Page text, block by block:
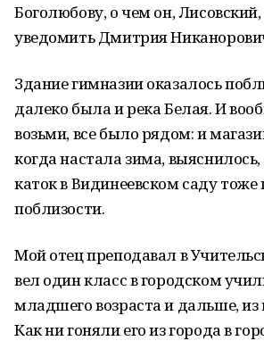
Боголюбову, о чем он,
уведомить Дмитрия
Здание гимназии оказалось
далеко была и река Белая. И
возьми, все было рядом: и
когда настала зима,
каток в Видинеевском саду тоже
поблизости.
Мой отец преподавал в
вел один класс в городском
младшего возраста и дальше, из
Как ни гоняли его из города в